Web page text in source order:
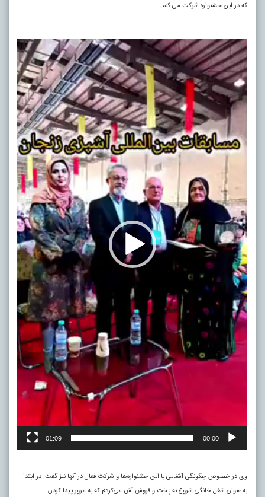
که در این جشنواره شرکت می کنم.
نمایشگر
ویدیو
00:00
01:09
وی در خصوص چگونگی آشنایی با این جشنواره‌ها و شرکت فعال در آنها نیز گفت: در ابتدا
به عنوان شغل خانگی شروع به پخت و فروش آش می‌کردم که به مرور پیدا کردن